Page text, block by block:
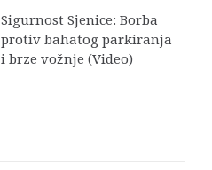
Sigurnost Sjenice: Borba
protiv bahatog parkiranja
i brze vožnje (Video)